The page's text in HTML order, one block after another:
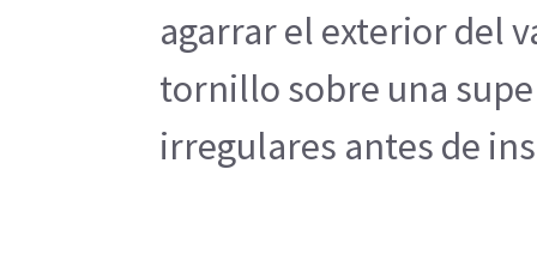
agarrar el exterior del
tornillo sobre una
irregulares antes de